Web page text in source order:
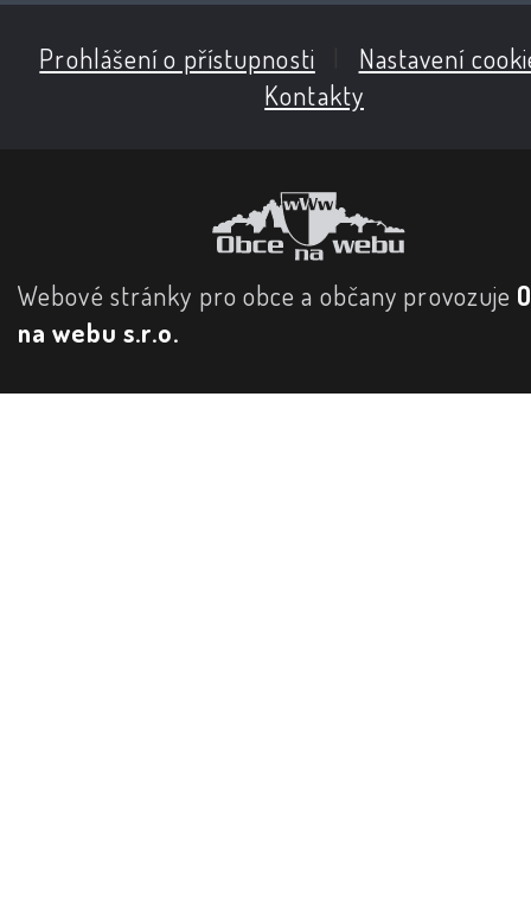
Prohlášení o přístupnosti
Nastavení
Kontakty
Webové stránky pro obce a občany provozuje
na webu s.r.o.